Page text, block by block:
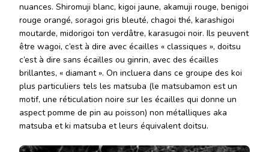
nuances. Shiromuji blanc, kigoi jaune, akamuji rouge, benigoi
rouge orangé, soragoi gris bleuté, chagoi thé, karashigoi
moutarde, midorigoi ton verdâtre, karasugoi noir. Ils peuvent
être wagoi, c’est à dire avec écailles « classiques », doitsu
c’est à dire sans écailles ou ginrin, avec des écailles
brillantes, « diamant ». On incluera dans ce groupe des koi
plus particuliers tels les matsuba (le matsubamon est un
motif, une réticulation noire sur les écailles qui donne un
aspect pomme de pin au poisson) non métalliques aka
matsuba et ki matsuba et leurs équivalent doitsu.